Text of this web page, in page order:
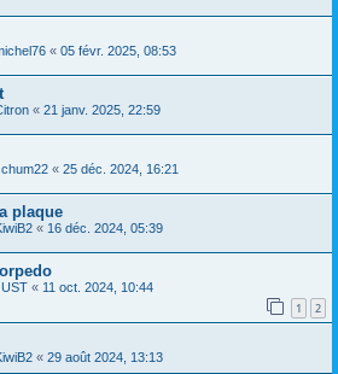
« 05 févr. 2025, 08:53
« 21 janv. 2025, 22:59
« 25 déc. 2024, 16:21
plaque
« 16 déc. 2024, 05:39
« 11 oct. 2024, 10:44
1 2
« 29 août 2024, 13:13